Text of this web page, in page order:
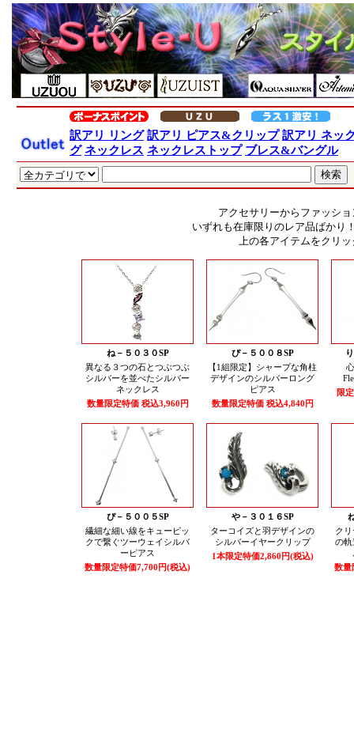
訳アリ リング 訳アリ ピアス&クリップ 訳アリ ネッ
グ ネックレス ネックレストップ ブレス&バングル
アクセサリーからファッシ
いずれも在庫限りのレア品ばかり
上の各アイテムをクリ
ね－５０３０SP
異なる３つの石とつぶつぶ
シルバーを並べたシルバー
ネックレス
数量限定特価 税込3,960円
ぴ－５００８SP
【1組限定】シャープな角柱
デザインのシルバーロング
ピアス
数量限定特価 税込4,840円
限
ぴ－５００５SP
繊細な細い線をキュービッ
クで繋ぐツーウェイシルバ
ーピアス
数量限定特価7,700円(税込)
や－３０１６SP
ターコイズと羽デザインの
シルバーイヤークリップ
1本限定特価2,860円(税込)
ク
の軌
数量